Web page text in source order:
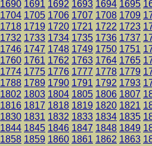
1690 1691 1692 1693 1694 1695
1704 1705 1706 1707 1708 1709
1718 1719 1720 1721 1722 1723
1732 1733 1734 1735 1736 1737
1746 1747 1748 1749 1750 1751
1760 1761 1762 1763 1764 1765
1774 1775 1776 1777 1778 1779
1788 1789 1790 1791 1792 1793
1802 1803 1804 1805 1806 1807
1816 1817 1818 1819 1820 1821
1830 1831 1832 1833 1834 1835
1844 1845 1846 1847 1848 1849
1858 1859 1860 1861 1862 1863